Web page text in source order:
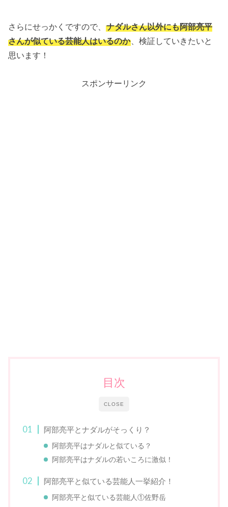
さらにせっかくですので、ナダルさん以外にも阿部亮平
さんが似ている芸能人はいるのか 、検証していきたいと
思います！
スポンサーリンク
CLOSE
目次
阿部亮平とナダルがそっくり？
阿部亮平はナダルと似ている？
阿部亮平はナダルの若いころに激似！
阿部亮平と似ている芸能人一挙紹介！
阿部亮平と似ている芸能人①佐野岳